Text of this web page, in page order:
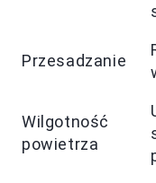
Przesadzanie
Wilgotność
powietrza